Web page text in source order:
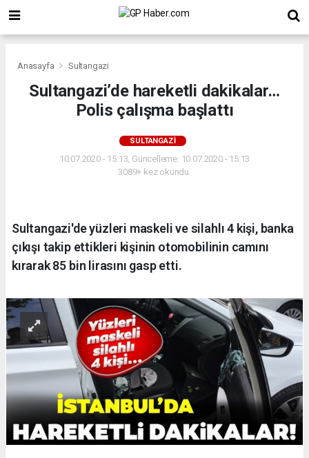
Anasayfa Sultangazi
Sultangazi’de hareketli dakikalar…
Polis çalışma başlattı
SULTANGAZI
10.07.2020 - 15:13, Güncelleme: 10.07.2020 - 15:13
3089+ kez okundu.
Sultangazi'de yüzleri maskeli ve silahlı 4 kişi, banka
çıkışı takip ettikleri kişinin otomobilinin camını
kırarak 85 bin lirasını gasp etti.